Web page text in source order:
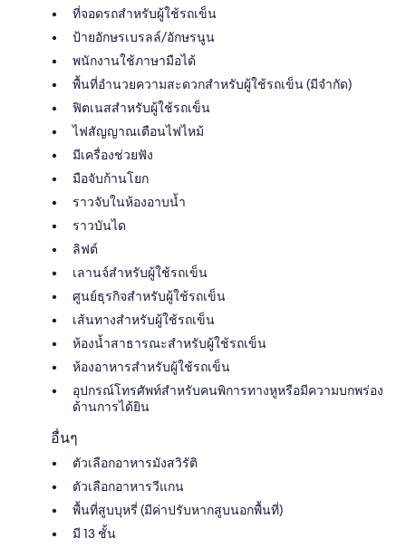
ที่จอดรถสำหรับผู้ใช้รถเข็น
ป้ายอักษรเบรลล์/อักษรนูน
พนักงานใช้ภาษามือได้
พื้นที่อำนวยความสะดวกสำหรับผู้ใช้รถเข็น (มีจำกัด)
ฟิตเนสสำหรับผู้ใช้รถเข็น
ไฟสัญญาณเตือนไฟไหม้
มีเครื่องช่วยฟัง
มือจับก้านโยก
ราวจับในห้องอาบน้ำ
ราวบันได
ลิฟต์
เลานจ์สำหรับผู้ใช้รถเข็น
ศูนย์ธุรกิจสำหรับผู้ใช้รถเข็น
เส้นทางสำหรับผู้ใช้รถเข็น
ห้องน้ำสาธารณะสำหรับผู้ใช้รถเข็น
ห้องอาหารสำหรับผู้ใช้รถเข็น
อุปกรณ์โทรศัพท์สำหรับคนพิการทางหูหรือมีความบกพร่อง
ด้านการได้ยิน
อื่นๆ
ตัวเลือกอาหารมังสวิรัติ
ตัวเลือกอาหารวีแกน
พื้นที่สูบบุหรี่ (มีค่าปรับหากสูบนอกพื้นที่)
มี 13 ชั้น